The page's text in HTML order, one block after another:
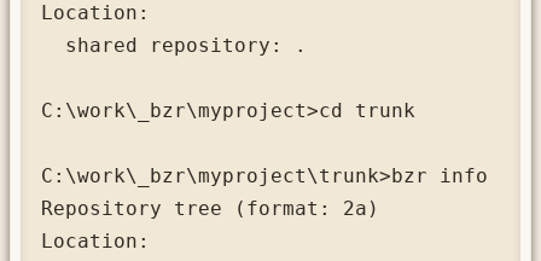
Location:
  shared repository: .
C:\work\_bzr\myproject>cd trunk
C:\work\_bzr\myproject\trunk>bzr info
Repository tree (format: 2a)
Location: